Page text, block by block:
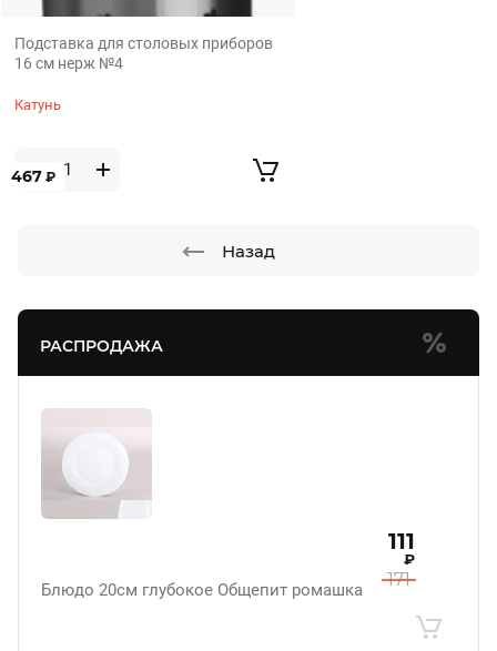
РАСПРОДАЖА
Блюдо 20см глубокое Общепит ромашка 171
111
₽
Подставка для столовых приборов
16 см нерж №4
Катунь
467 ₽
Назад